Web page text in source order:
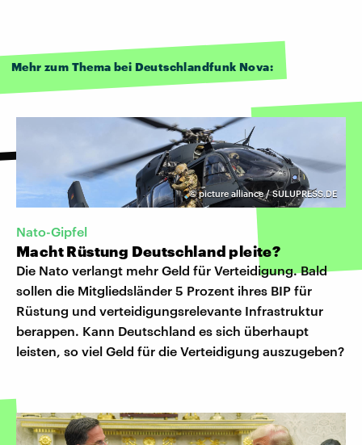
Mehr zum Thema bei Deutschlandfunk Nova:
©picture alliance / SULUPRESS.DE
Nato-Gipfel
Macht Rüstung Deutschland pleite?
Die Nato verlangt mehr Geld für Verteidigung. Bald
sollen die Mitgliedsländer 5 Prozent ihres BIP für
Rüstung und verteidigungsrelevante Infrastruktur
berappen. Kann Deutschland es sich überhaupt
leisten, so viel Geld für die Verteidigung auszugeben?